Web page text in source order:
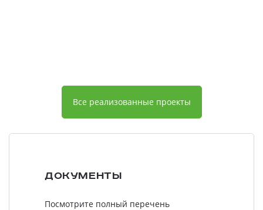
Все реализованные проекты
Документы
Посмотрите полный перечень